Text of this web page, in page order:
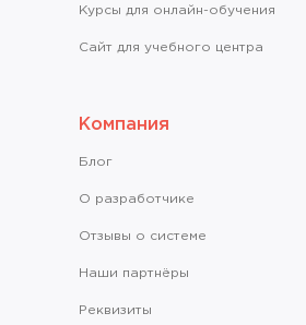
Курсы для онлайн-обучения
Сайт для учебного центра
Компания
Блог
О разработчике
Отзывы о системе
Наши партнёры
Реквизиты